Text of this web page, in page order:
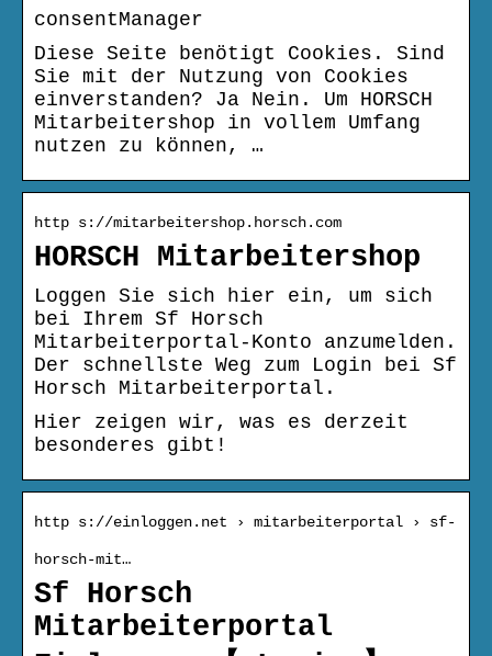
consentManager
Diese Seite benötigt Cookies. Sind
Sie mit der Nutzung von Cookies
einverstanden? Ja Nein. Um HORSCH
Mitarbeitershop in vollem Umfang
nutzen zu können, …
http s://mitarbeitershop.horsch.com
HORSCH Mitarbeitershop
Loggen Sie sich hier ein, um sich
bei Ihrem Sf Horsch
Mitarbeiterportal-Konto anzumelden.
Der schnellste Weg zum Login bei Sf
Horsch Mitarbeiterportal.
Hier zeigen wir, was es derzeit
besonderes gibt!
http s://einloggen.net › mitarbeiterportal › sf-
horsch-mit…
Sf Horsch
Mitarbeiterportal